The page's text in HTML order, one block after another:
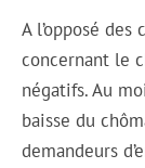
A l’opposé
concernant le
négatifs. Au
baisse du
demandeurs